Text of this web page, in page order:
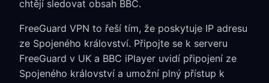
chtějí sledovat obsah BBC.
FreeGuard VPN to řeší tím, že poskytuje IP adresu
ze Spojeného království. Připojte se k serveru
FreeGuard v UK a BBC iPlayer uvidí připojení ze
Spojeného království a umožní plný přístup k